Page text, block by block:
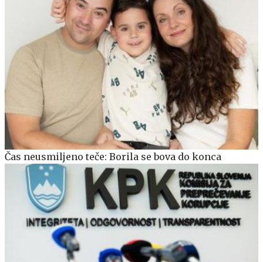
Čas neusmiljeno teče: Borila se bova do konca